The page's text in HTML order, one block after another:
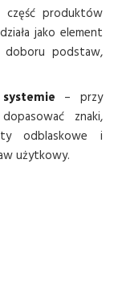
część produktów
jako element
doboru podstaw,
– przy
znaki,
odblaskowe i
użytkowy.